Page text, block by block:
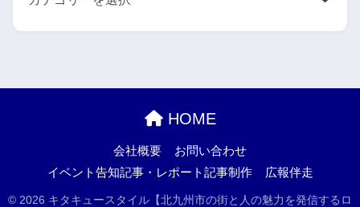
HOME
会社概要
お問い合わせ
イベント告知記事・レポート記事制作
広報伴走
© 2026 キタキュースタイル【北九州市の街と人の魅力を発信するロ